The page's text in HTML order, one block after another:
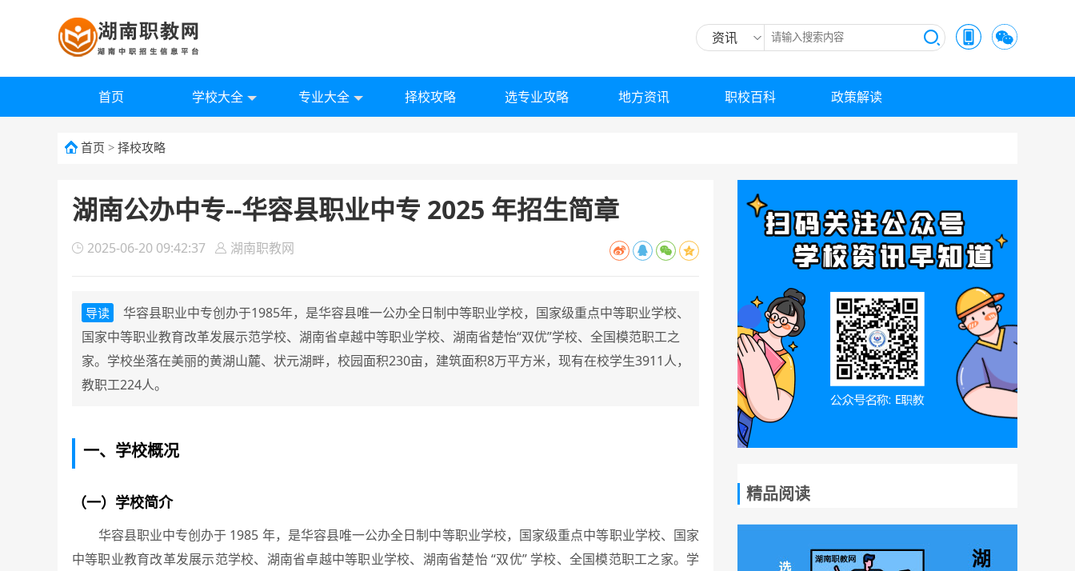
资讯
首页 学校大全 专业大全 择校攻略 选专业攻略 地方资讯 职校百科 政策解读
首页 > 择校攻略
湖南公办中专--华容县职业中专 2025 年招生简章
2025-06-20 09:42:37 湖南职教网
导读
华容县职业中专创办于1985年，是华容县唯一公办全日制中等职业学校，国家级重点中等职业学校、
国家中等职业教育改革发展示范学校、湖南省卓越中等职业学校、湖南省楚怡“双优”学校、全国模范职工之
家。学校坐落在美丽的黄湖山麓、状元湖畔，校园面积230亩，建筑面积8万平方米，现有在校学生3911人，
教职工224人。
一、学校概况
（一）学校简介
华容县职业中专创办于 1985 年，是华容县唯一公办全日制中等职业学校，国家级重点中等职业学校、国家
中等职业教育改革发展示范学校、湖南省卓越中等职业学校、湖南省楚怡 “双优” 学校、全国模范职工之家。学
精品阅读